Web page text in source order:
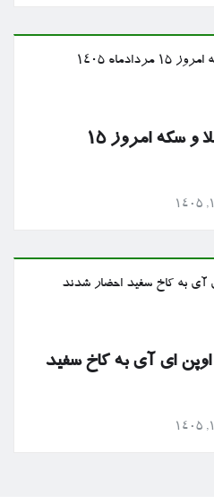
قیمت بازگشایی بازار طلا و سکه امروز ۱۵
اوپن ای آی به کاخ سفید